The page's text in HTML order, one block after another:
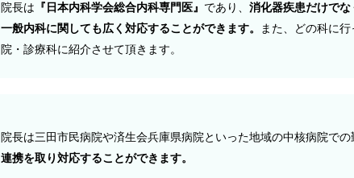
院長は 『日本内科学会総合内科専門医』 であり、 消化器疾患だけで
一般内科に関しても広く対応することができます。
また、どの科に
院・診療科に紹介させて頂きます。
院長は三田市民病院や済生会兵庫県病院といった地域の中核病院での
連携を取り対応することができます。